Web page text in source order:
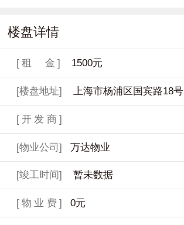
楼盘详情
[租 金] 1500元
[楼盘地址] 上海市杨浦区国宾路18号
[开发商]
[物业公司] 万达物业
[竣工时间] 暂未数据
[物业费] 0元